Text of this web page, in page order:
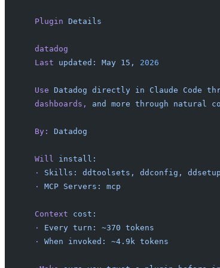
  Plugin
Details
  datadog
  Last
updated: May 15, 2026
  Use
Datadog directly in Claude Code
  dashboards,
and more through natural
  By:
Datadog
  Will
install:
  ·
Skills: ddtoolsets, ddconfig,
ddsetup
  ·
MCP Servers: mcp
  Context
cost:
  ·
Every turn: ~370 tokens
  ·
When invoked: ~4.9k tokens